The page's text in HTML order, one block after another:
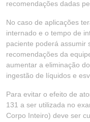
recomendações dadas
No caso de aplicações
internado e o tempo de
paciente poderá assumir
recomendações da
aumentar a eliminação
ingestão de líquidos e
Para evitar o efeito de
131 a ser utilizada no
Corpo Inteiro) deve ser